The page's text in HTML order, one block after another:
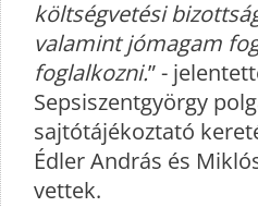
költségvetési
valamint jómagam
foglalkozni.” -
Sepsiszentgyörgy
sajtótájékoztató
Édler András és
vettek.